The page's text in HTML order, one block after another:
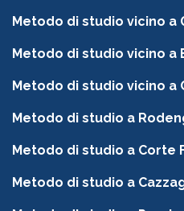
Metodo di studio vicino a
Metodo di studio vicino a
Metodo di studio vicino a
Metodo di studio a
Metodo di studio a Corte
Metodo di studio a